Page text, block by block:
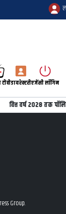
डायरेक्टरीएजेंसी लॉगिन
वित्त वर्ष 2028 तक
Group.